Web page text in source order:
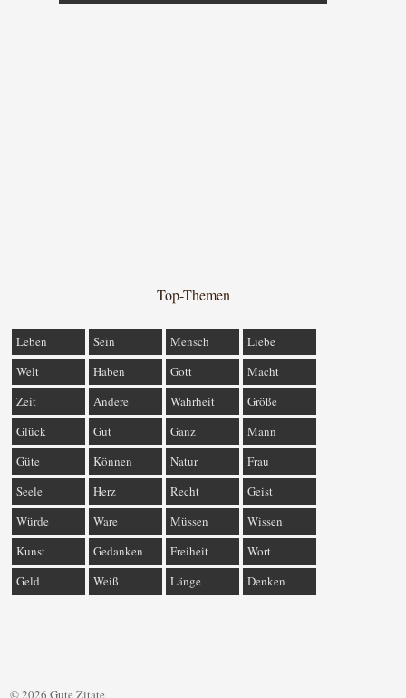
Top-Themen
Leben Sein Mensch
Liebe
Welt
Haben Gott
Macht
Zeit
Andere Wahrheit
Größe
Glück
Gut Ganz
Mann
Güte
Können Natur
Frau
Seele
Herz Recht
Geist
Würde
Ware Müssen
Wissen
Kunst
Gedanken Freiheit
Wort
Geld
Weiß Länge Denken
© 2026 Gute Zitate